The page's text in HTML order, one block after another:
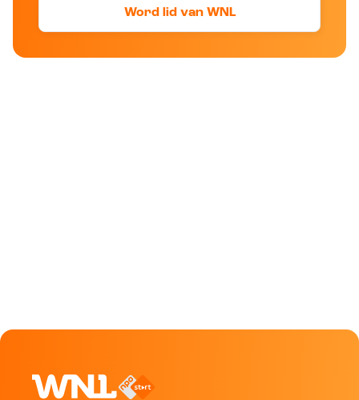
Word lid van WNL